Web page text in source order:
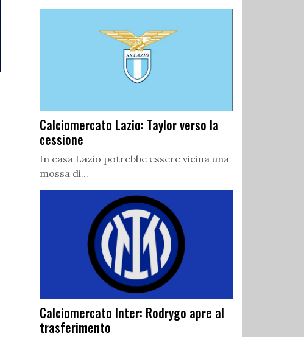
Calciomercato Lazio: Taylor verso la
cessione
In casa Lazio potrebbe essere vicina una
mossa di...
Calciomercato Inter: Rodrygo apre al
trasferimento